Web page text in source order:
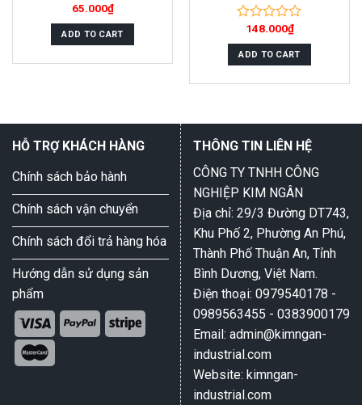
out
of
5
65.000₫
ADD TO CART
out
of
5
148.000₫
ADD TO CART
HỖ TRỢ KHÁCH HÀNG
Chính sách bảo hành
Chính sách vận chuyển
Chính sách đổi trả hàng hóa
Hướng dẫn sử dụng sản
phẩm
THÔNG TIN LIÊN HỆ
CÔNG TY TNHH CÔNG
NGHIỆP KIM NGÂN
Địa chỉ: 29/3 Đường DT743,
Khu Phố 2, Phường An Phú,
Thành Phố Thuận An, Tỉnh
Bình Dương, Việt Nam.
Điện thoại: 0979540178 -
0989563455 - 0383900179
Email: admin@kimngan-
industrial.com
Website: kimngan-
industrial.com